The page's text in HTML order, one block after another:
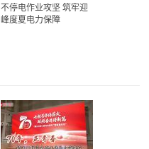
不停电作业攻坚 筑牢迎
峰度夏电力保障